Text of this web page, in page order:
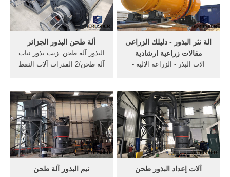
[الدردشة على الانترنت] توشيبا
آلة طحن المستخدمة في
طاحونة الشريط الساخن
ألة طحن البذور الجزائر
البذور آلة طحن. زيت بذور نبات
آلة طحن/2 القدرات آلات النفط
بلدي بيع الة الطحن . أداء آلة
طحن. شكل آلة طحن
etspower آلة طحن الدقيق
جميع أنواع أسطوانات ...
الة نثر البذور - دليلك الزراعى
مقالات زراعية ارشادية
الات البذر - الزراعة الالية -
الزراعة فى صفوف - الزراعة
بالشتل - الة نثر البذور -
مميزات الة نثر البذور- عيوب
الة نثر البذور - مكونات الة نثر
البذور - اله نثر البذور
نيم البذور آلة طحن آلات إعداد البذور طحن